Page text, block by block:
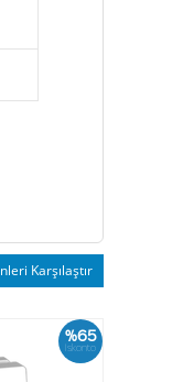
Karşılaştır
%65
İskonto